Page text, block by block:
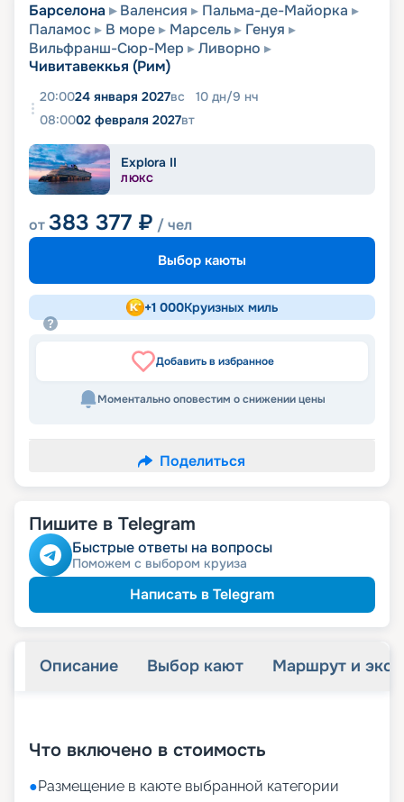
Барселона Валенсия
Пальма-де-Майорка
Паламос
В море Марсель
Генуя
Вильфранш-Сюр-Мер
Ливорно
Чивитавеккья (Рим)
20:0024 января 2027вс 10 дн/9 нч
08:0002 февраля 2027вт
Explora II
ЛЮКС
от383 377 ₽ / чел
Выбор каюты
+1 000Круизных миль
Добавить в избранное
Моментально оповестим о снижении цены
Поделиться
Пишите в Telegram
Быстрые ответы на вопросы
Поможем с выбором круиза
Написать в Telegram
Описание Выбор кают Маршрут и
Что включено в стоимость
●Размещение в каюте выбранной категории